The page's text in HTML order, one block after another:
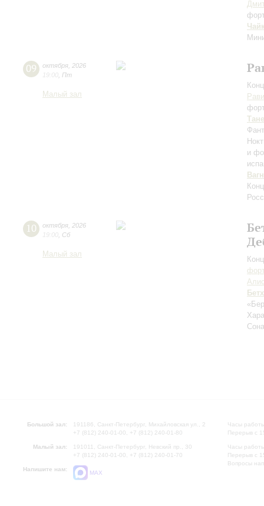
09 октября 2026
19:00 Пт
Малый зал
и
10 октября 2026
19:00 Сб
Малый зал
Большой зал:
191186, Санкт-Петербург, Михайловская ул., 2
+7 (812) 240-01-00, +7 (812) 240-01-80
Малый зал:
191011, Санкт-Петербург, Невский пр., 30
+7 (812) 240-01-00, +7 (812) 240-01-70
Напишите нам:
MAX
Часы
Перерыв с
Часы
Перерыв с
Вопросы